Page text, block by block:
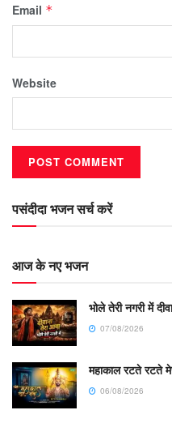
Email *
Website
पसंदीदा भजन सर्च करें
आज के नए भजन
भोले तेरी नगरी में
07/08/2026
महाकाल रटते रटते
06/08/2026